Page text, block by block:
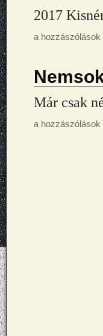
2017
a hozzászólások
Már csak
a hozzászólások